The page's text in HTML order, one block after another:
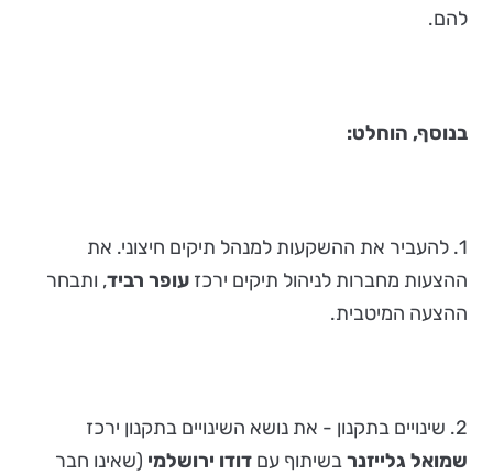
להם.
בנוסף, הוחלט:
1. להעביר את ההשקעות למנהל תיקים חיצוני. את
ההצעות מחברות לניהול תיקים ירכז עופר רביד, ותבחר
ההצעה המיטבית.
2. שינויים בתקנון - את נושא השינויים בתקנון ירכז
שמואל גלייזנרבשיתוף עם דודו ירושלמי (שאינו חבר